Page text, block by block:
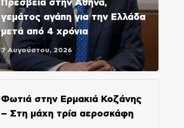
Πρεσβεία στην Αθήνα,
γεμάτος αγάπη για την Ελλάδα
μετά από 4 χρόνια
7 Αυγούστου, 2026
Φωτιά στην Ερμακιά Κοζάνης
– Στη μάχη τρία αεροσκάφη